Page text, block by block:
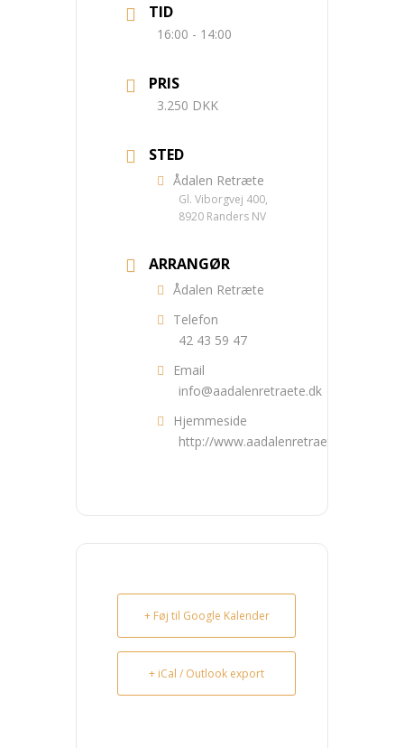
TID
16:00 - 14:00
PRIS
3.250 DKK
STED
Ådalen Retræte
Gl. Viborgvej 400,
8920 Randers NV
ARRANGØR
Ådalen Retræte
Telefon
42 43 59 47
Email
info@aadalenretraete.dk
Hjemmeside
http://www.aadalenretraete.dk
+ Føj til Google Kalender
+ iCal / Outlook export